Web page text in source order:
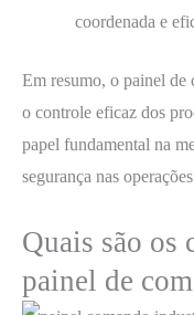
coordenada e
Em resumo, o painel de
o controle eficaz dos
papel fundamental na
segurança nas
Quais são os
painel de